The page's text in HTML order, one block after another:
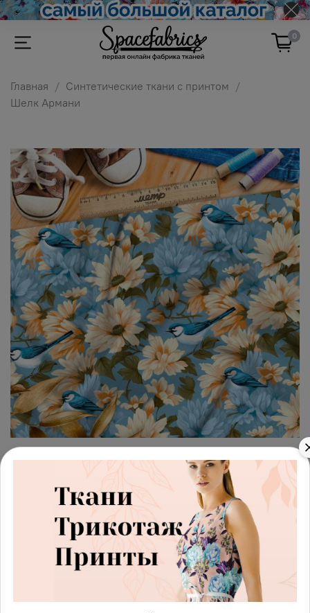
0
Главная
Синтетические ткани с принтом
Шелк Армани
(0) арт.42872301_armani
Ткань премиум шелк
искусственный Армани птицы
в цветах
Получить доступ к оптовым ценам